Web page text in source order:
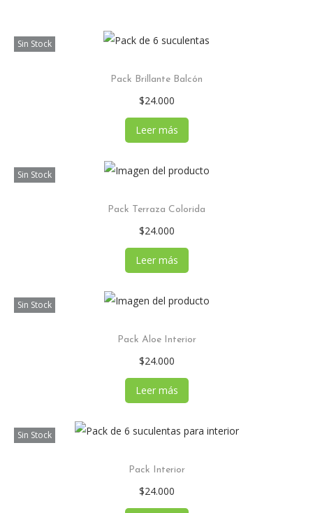
Sin Stock
Pack Brillante Balcón
$24.000
Leer más
Sin Stock
Pack Terraza Colorida
$24.000
Leer más
Sin Stock
Pack Aloe Interior
$24.000
Leer más
Sin Stock
Pack Interior
$24.000